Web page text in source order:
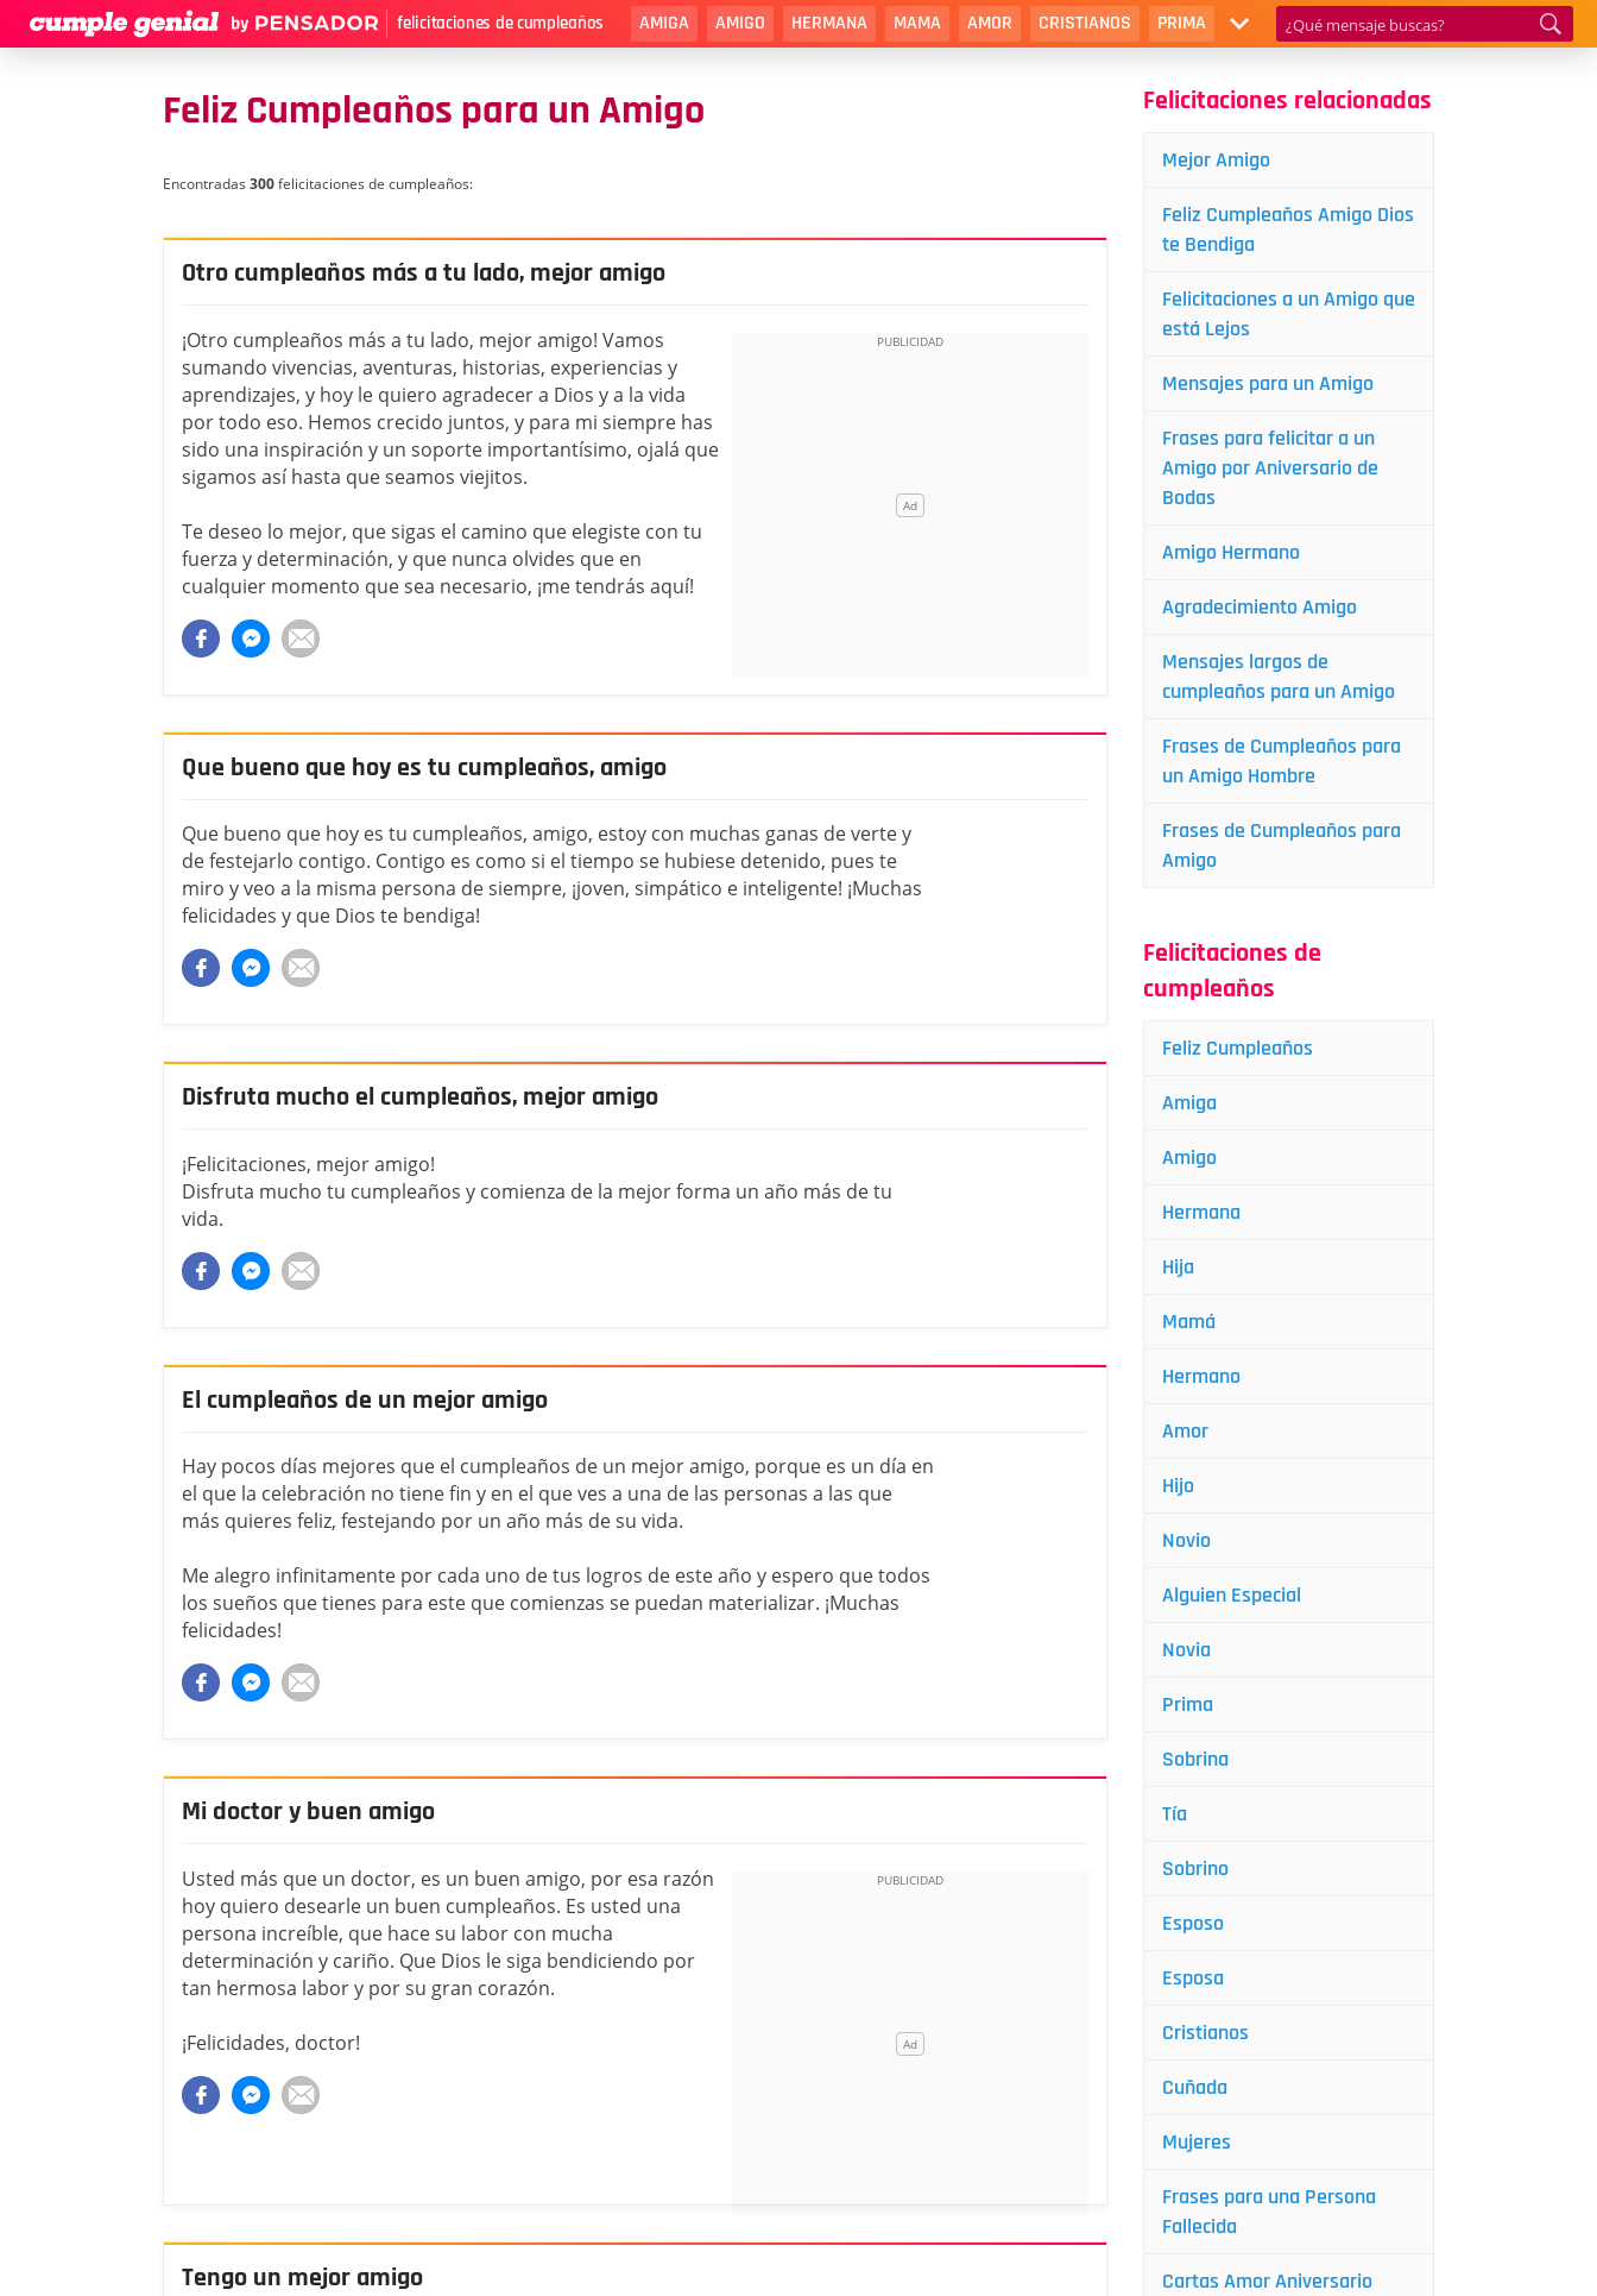
felicitaciones de cumpleaños AMIGA AMIGO HERMANA MAMA AMOR CRISTIANOS PRIMA
Feliz Cumpleaños para un Amigo
Encontradas 300felicitaciones de cumpleaños:
Otro cumpleaños más a tu lado, mejor amigo
¡Otro cumpleaños más a tu lado, mejor amigo! Vamos
sumando vivencias, aventuras, historias, experiencias y
aprendizajes, y hoy le quiero agradecer a Dios y a la vida
por todo eso. Hemos crecido juntos, y para mi siempre has
sido una inspiración y un soporte importantísimo, ojalá que
sigamos así hasta que seamos viejitos.
Te deseo lo mejor, que sigas el camino que elegiste con tu
fuerza y determinación, y que nunca olvides que en
cualquier momento que sea necesario, ¡me tendrás aquí!
Que bueno que hoy es tu cumpleaños, amigo
Que bueno que hoy es tu cumpleaños, amigo, estoy con muchas ganas de verte y
de festejarlo contigo. Contigo es como si el tiempo se hubiese detenido, pues te
miro y veo a la misma persona de siempre, ¡joven, simpático e inteligente! ¡Muchas
felicidades y que Dios te bendiga!
Disfruta mucho el cumpleaños, mejor amigo
¡Felicitaciones, mejor amigo!
Disfruta mucho tu cumpleaños y comienza de la mejor forma un año más de tu
vida.
El cumpleaños de un mejor amigo
Hay pocos días mejores que el cumpleaños de un mejor amigo, porque es un día en
el que la celebración no tiene fin y en el que ves a una de las personas a las que
más quieres feliz, festejando por un año más de su vida.
Me alegro infinitamente por cada uno de tus logros de este año y espero que todos
los sueños que tienes para este que comienzas se puedan materializar. ¡Muchas
felicidades!
Mi doctor y buen amigo
Usted más que un doctor, es un buen amigo, por esa razón
hoy quiero desearle un buen cumpleaños. Es usted una
persona increíble, que hace su labor con mucha
determinación y cariño. Que Dios le siga bendiciendo por
tan hermosa labor y por su gran corazón.
¡Felicidades, doctor!
Tengo un mejor amigo
Felicitaciones relacionadas
Mejor Amigo
Feliz Cumpleaños Amigo Dios
te Bendiga
Felicitaciones a un Amigo que
está Lejos
Mensajes para un Amigo
Frases para felicitar a un
Amigo por Aniversario de
Bodas
Amigo Hermano
Agradecimiento Amigo
Mensajes largos de
cumpleaños para un Amigo
Frases de Cumpleaños para
un Amigo Hombre
Frases de Cumpleaños para
Amigo
Felicitaciones de
cumpleaños
Feliz Cumpleaños
Amiga
Amigo
Hermana
Hija
Mamá
Hermano
Amor
Hijo
Novio
Alguien Especial
Novia
Prima
Sobrina
Tía
Sobrino
Esposo
Esposa
Cristianos
Cuñada
Mujeres
Frases para una Persona
Fallecida
Cartas Amor Aniversario